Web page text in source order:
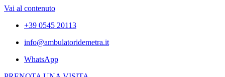
Vai al contenuto
+39 0545 20113
info@ambulatoridemetra.it
WhatsApp